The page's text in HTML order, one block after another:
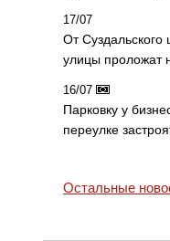
17/07
От Суздальского
улицы проложат
16/07
Парковку у
переулке
Остальные